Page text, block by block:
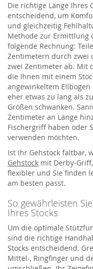
Die richtige Länge Ihres
entscheidend, um
und gleichzeitig
Methode zur Ermittlung
folgende Rechnung:
Zentimetern durch zwei
zwei Zentimeter ab. Mit
die Ihnen mit einem
angewinkeltem
eher etwas zu lang als
Größen schwanken.
Zentimeter an Länge
Fischergriff haben oder
verwenden möchten.
Ist Ihr Gehstock faltbar,
Gehstock mit Derby-
flexibler und Sie finden
am besten passt.
So gewährleisten
Ihres Stocks
Um die optimale
sind die richtige
Stocks entscheidend.
Mittel-, Ringfinger und